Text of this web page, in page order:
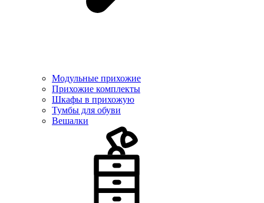
Модульные прихожие
Прихожие комплекты
Шкафы в прихожую
Тумбы для обуви
Вешалки